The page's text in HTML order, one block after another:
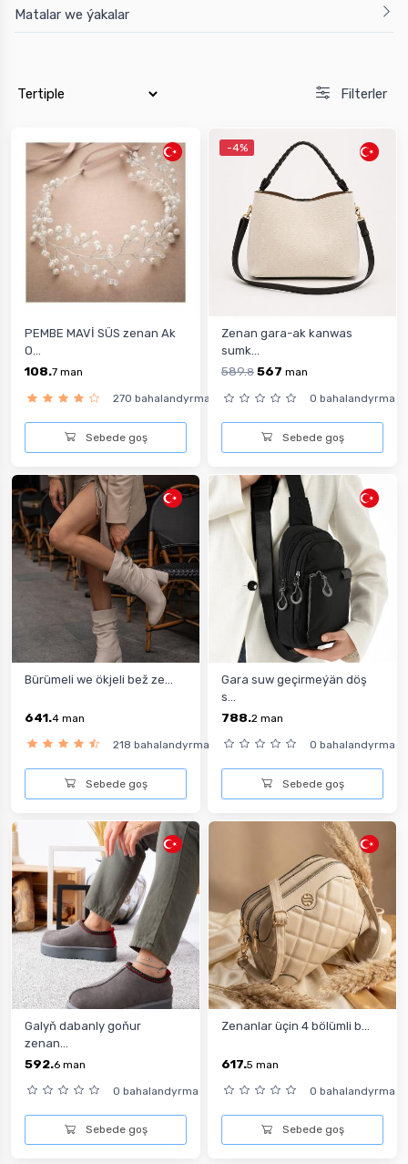
Matalar we ýakalar
Filterler
PEMBE MAVİ SÜS zenan Ak
O...
108.7 man
270 bahalandyrma
Sebede goş
-4%
Zenan gara-ak kanwas
sumk...
589.8 567 man
0 bahalandyrma
Sebede goş
Bürümeli we ökjeli bež ze...
641.4 man
218 bahalandyrma
Sebede goş
Gara suw geçirmeýän döş
s...
788.2 man
0 bahalandyrma
Sebede goş
Galyň dabanly goňur
zenan...
592.6 man
0 bahalandyrma
Sebede goş
Zenanlar üçin 4 bölümli b...
617.5 man
0 bahalandyrma
Sebede goş